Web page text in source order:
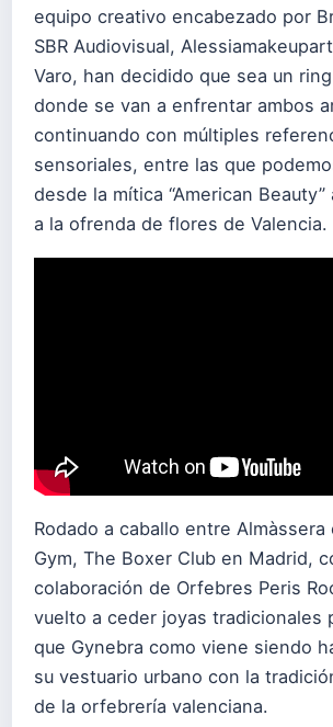
equipo creativo encabezado por
SBR Audiovisual,
Varo, han decidido que sea un
donde se van a enfrentar ambos
continuando con múltiples
sensoriales, entre las que
desde la mítica “American Beauty”
a la ofrenda de flores de Valencia.
Rodado a caballo entre
Gym, The Boxer Club en Madrid,
colaboración de Orfebres Peris
vuelto a ceder joyas tradicionales
que Gynebra como viene siendo
su vestuario urbano con la
de la orfebrería valenciana.